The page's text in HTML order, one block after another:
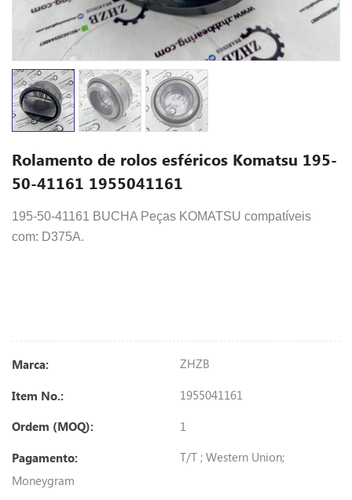
Rolamento de rolos esféricos Komatsu 195-
50-41161 1955041161
195-50-41161 BUCHA Peças KOMATSU compatíveis
com: D375A.
Marca: ZHZB
Item No.: 1955041161
Ordem (MOQ): 1
Pagamento:
T/T ; Western Union;
Moneygram